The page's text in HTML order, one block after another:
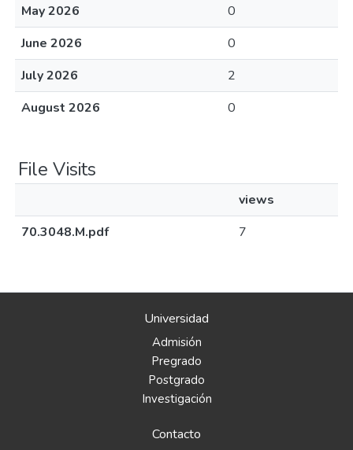
May 2026
0
June 2026
0
July 2026
2
August 2026
0
File Visits
views
70.3048.M.pdf
7
Universidad
Admisión
Pregrado
Postgrado
Investigación
Contacto